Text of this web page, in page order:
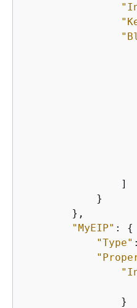
                ]
            }
        },
"MyEIP" : {
"Type"
                }